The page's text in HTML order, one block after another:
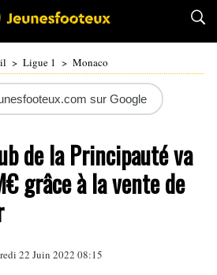
> Ligue 1 > Monaco
sur Google
de la Principauté va
grâce à la vente de
22 Juin 2022 08:15